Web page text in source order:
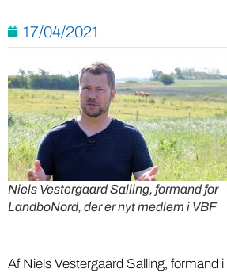
17/04/2021
Niels Vestergaard Salling, formand for
LandboNord, der er nyt medlem i VBF
Af Niels Vestergaard Salling, formand i